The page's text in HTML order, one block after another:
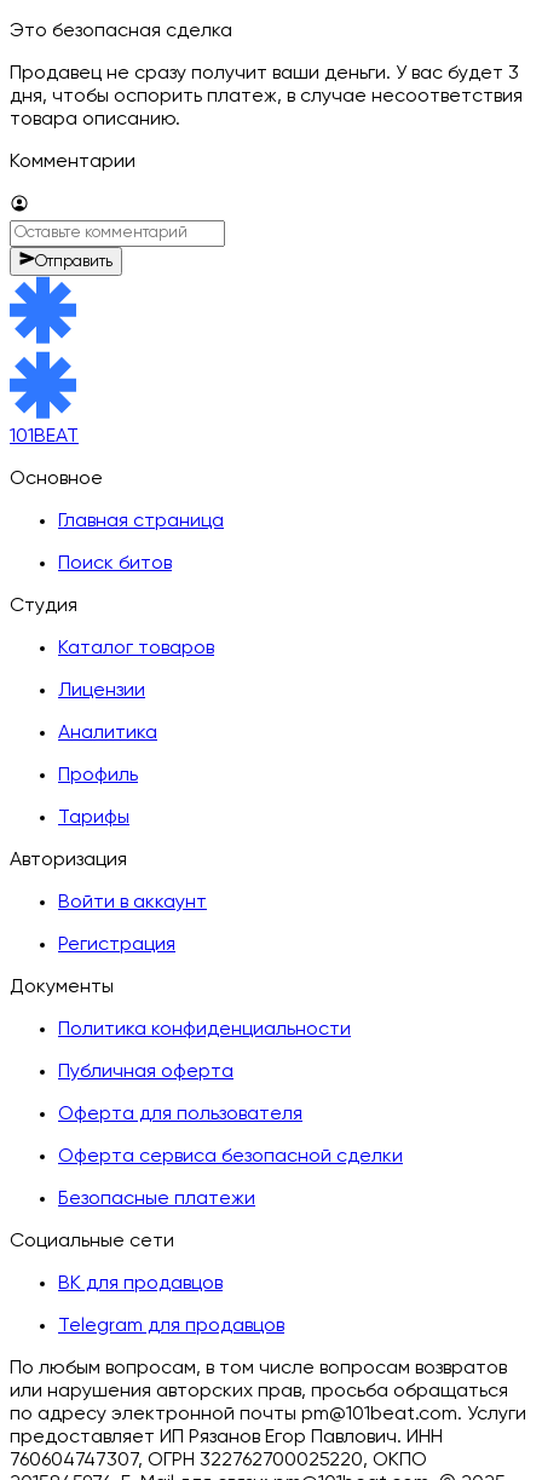
Это безопасная сделка
Продавец не сразу получит ваши деньги. У вас будет 3
дня, чтобы оспорить платеж, в случае несоответствия
товара описанию.
Комментарии
Отправить
101BEAT
Основное
Главная страница
Поиск битов
Студия
Каталог товаров
Лицензии
Аналитика
Профиль
Тарифы
Авторизация
Войти в аккаунт
Регистрация
Документы
Политика конфиденциальности
Публичная оферта
Оферта для пользователя
Оферта сервиса безопасной сделки
Безопасные платежи
Социальные сети
ВК для продавцов
Telegram для продавцов
По любым вопросам, в том числе вопросам возвратов
или нарушения авторских прав, просьба обращаться
по адресу электронной почты pm@101beat.com. Услуги
предоставляет ИП Рязанов Егор Павлович. ИНН
760604747307, ОГРН 322762700025220, ОКПО